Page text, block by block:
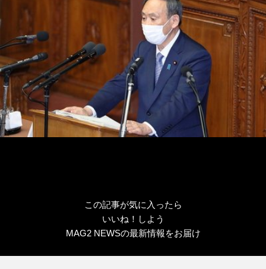
この記事が気に入ったら
いいね！しよう
MAG2 NEWSの最新情報をお届け